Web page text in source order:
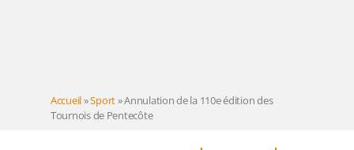
Accueil»Sport»Annulation de la 110e édition des
Tournois de Pentecôte